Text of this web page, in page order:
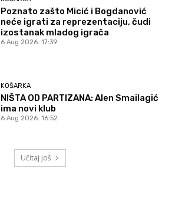
Poznato zašto Micić i Bogdanović
neće igrati za reprezentaciju, čudi
izostanak mladog igrača
6 Aug 2026. 17:39
KOŠARKA
NIŠTA OD PARTIZANA: Alen Smailagić
ima novi klub
6 Aug 2026. 16:52
Učitaj još